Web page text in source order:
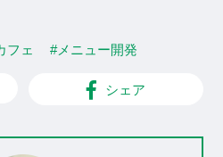
フェ #メニュー開発
シェア